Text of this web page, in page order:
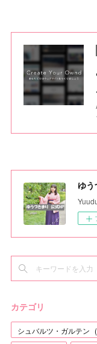
ゆ
カテゴリ
シュバルツ・ガルテン (